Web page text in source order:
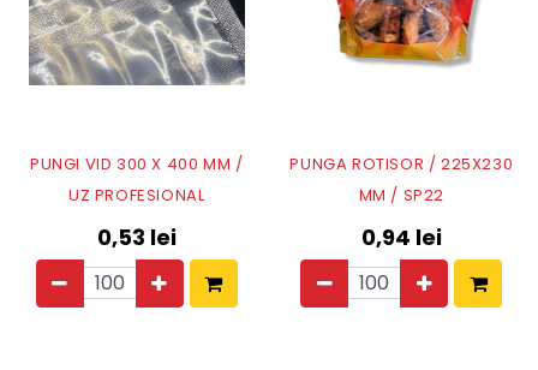
PUNGI VID 300 X 400 MM /
UZ PROFESIONAL
0,53 lei
PUNGA ROTISOR / 225X230
MM / SP22
0,94 lei